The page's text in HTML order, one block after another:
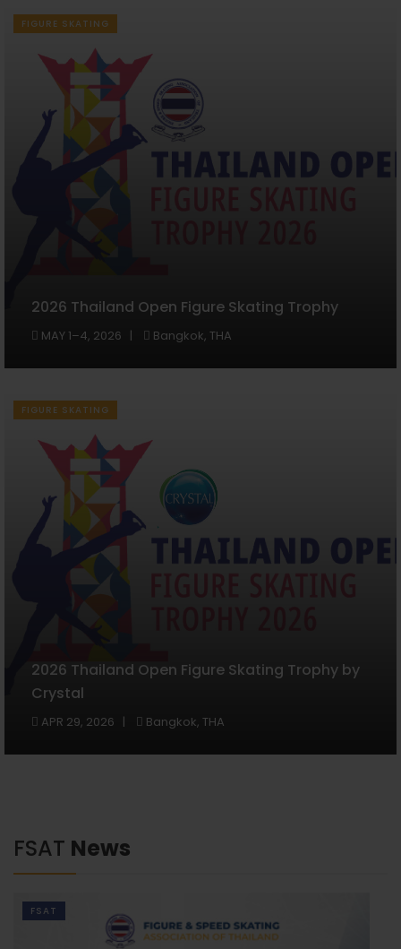
FIGURE SKATING
2026 Thailand Open Figure Skating Trophy
MAY 1–4, 2026 Bangkok, THA
FIGURE SKATING
2026 Thailand Open Figure Skating Trophy by
Crystal
APR 29, 2026 Bangkok, THA
FSAT News
FSAT